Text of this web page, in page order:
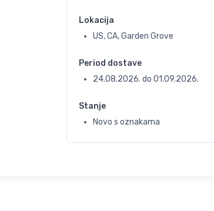
Lokacija
US, CA, Garden Grove
Period dostave
24.08.2026. do 01.09.2026.
Stanje
Novo s oznakama